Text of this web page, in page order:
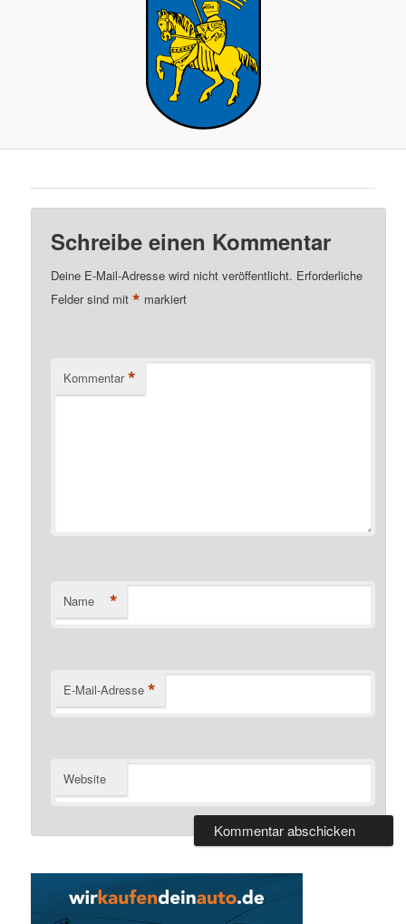
Schreibe einen Kommentar
Deine E-Mail-Adresse wird nicht veröffentlicht. Erforderliche
Felder sind mit* markiert
Kommentar *
Name *
E-Mail-Adresse *
Website